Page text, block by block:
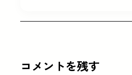
コメントを残す